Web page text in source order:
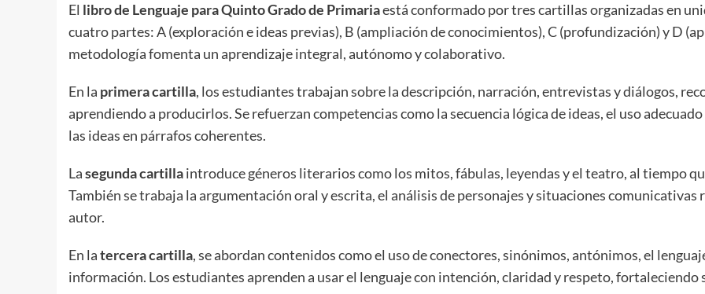
El libro de Lenguaje para Quinto Grado de Primariaestá conformado por tres cartillas organizadas en
cuatro partes: A (exploración e ideas previas), B (ampliación de conocimientos), C (profundización) y D
metodología fomenta un aprendizaje integral, autónomo y colaborativo.
En la primera cartilla, los estudiantes trabajan sobre la descripción, narración, entrevistas y diálogos,
aprendiendo a producirlos. Se refuerzan competencias como la secuencia lógica de ideas, el uso
las ideas en párrafos coherentes.
Lasegunda cartillaintroduce géneros literarios como los mitos, fábulas, leyendas y el teatro, al tiempo
También se trabaja la argumentación oral y escrita, el análisis de personajes y situaciones comunicativas
autor.
En latercera cartilla, se abordan contenidos como el uso de conectores, sinónimos, antónimos, el
información. Los estudiantes aprenden a usar el lenguaje con intención, claridad y respeto, fortaleciendo